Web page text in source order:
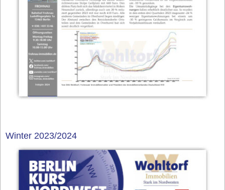
Winter 2023/2024